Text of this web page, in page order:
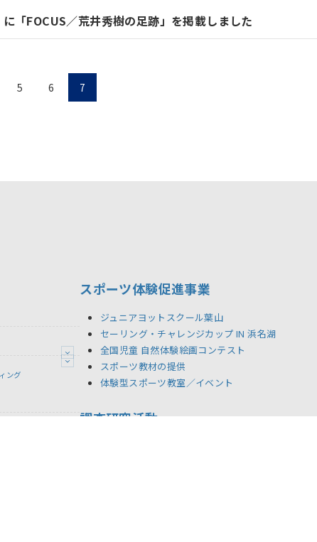
「FOCUS／荒井秀樹の足跡」を掲載しました
5 6 7
ング
スポーツ体験促進事業
ジュニアヨットスクール葉山
セーリング・チャレンジカップ IN 浜名湖
全国児童 自然体験絵画コンテスト
スポーツ教材の提供
体験型スポーツ教室／イベント
調査研究活動